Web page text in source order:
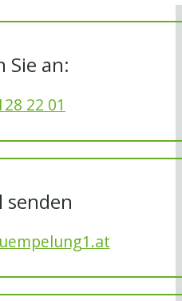
Sie an:
22 01
senden